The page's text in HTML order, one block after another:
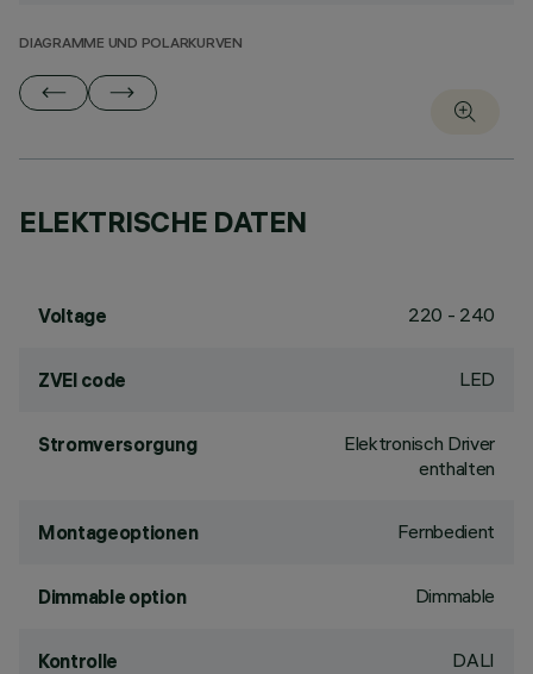
DIAGRAMME UND POLARKURVEN
ELEKTRISCHE DATEN
Voltage 220 - 240
ZVEI code LED
Stromversorgung
Elektronisch Driver
enthalten
Montageoptionen Fernbedient
Dimmable option Dimmable
Kontrolle DALI